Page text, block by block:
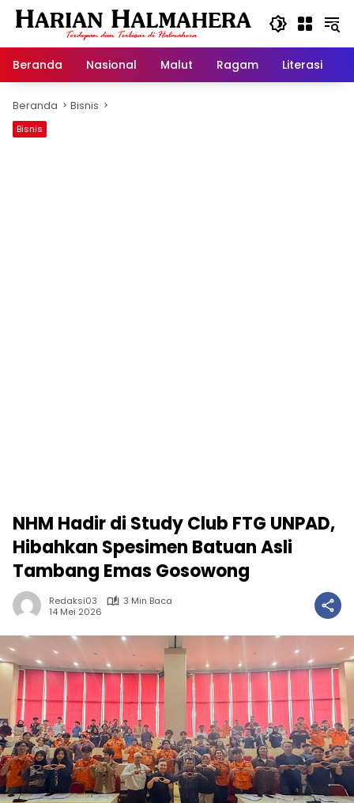
Langsung
Beranda
Nasional Malut Ragam Literasi
Beranda Bisnis
Bisnis
NHM Hadir di Study Club FTG UNPAD,
Hibahkan Spesimen Batuan Asli
Tambang Emas Gosowong
Redaksi03
3 Min Baca
14 Mei 2026